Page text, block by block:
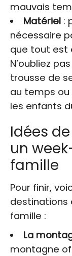
mauvais
Matériel:
nécessaire
que tout est
N’oubliez
trousse de
au temps ou
les enfants
Idées
un
famille
Pour finir,
destinations
famille :
La
montagne